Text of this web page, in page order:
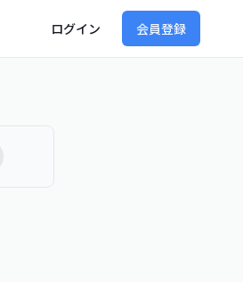
ログイン 会員登録